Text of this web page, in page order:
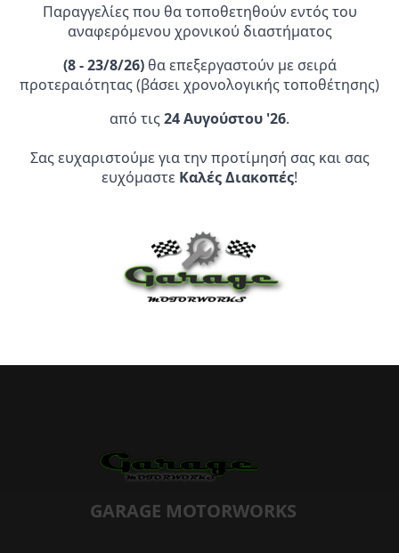
έχει
πολλαπλές
παραλλαγές.
επιλογές
στη
Service Point:
CLEARANCE | ΑΝΑΚΑΛΥΨΤΕ
ΠΡΟΪΟΝΤΑ
GARAGE MOTORWORKS
Παραγγελίες που θα τοποθετηθούν εντός του
αναφερόμενου χρονικού διαστήματος
(8 - 23/8/26)θα επεξεργαστούν με σειρά
προτεραιότητας (βάσει χρονολογικής τοποθέτησης)
από τις24 Αυγούστου '26.
Σας ευχαριστούμε για την προτίμησή σας και σας
ευχόμαστε Καλές Διακοπές!